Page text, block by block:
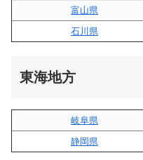
富山県
石川県
東海地方
岐阜県
静岡県